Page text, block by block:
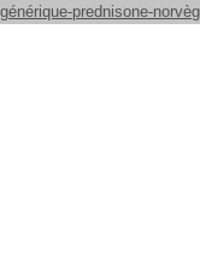
générique-prednisone-